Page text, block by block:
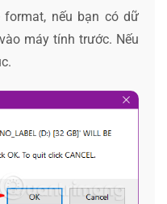
format, nếu bạn có dữ
máy tính trước. Nếu